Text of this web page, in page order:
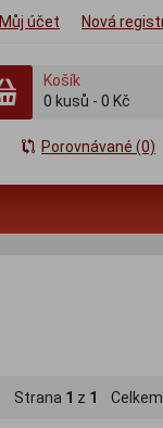
Můj účet Nová
Košík
0 kusů - 0 Kč
Porovnávané (0)
Strana 1 z 1 Celkem